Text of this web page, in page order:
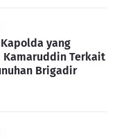
yang
Kamaruddin Terkait
Brigadir